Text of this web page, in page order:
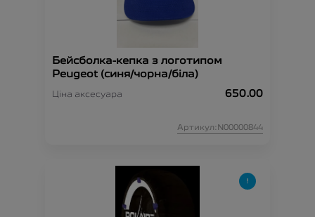
Бейсболка-кепка з логотипом
Peugeot (синя/чорна/біла)
Ціна аксесуара 650.00
Артикул:N00000844